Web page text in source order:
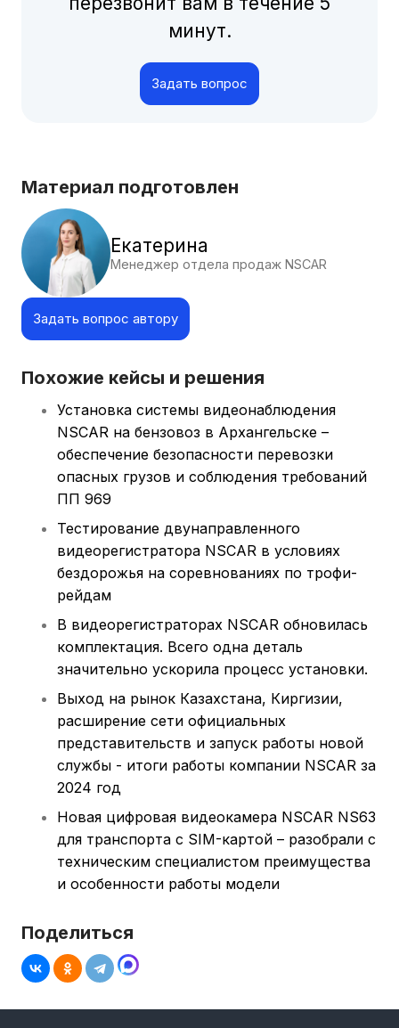
минут.
Задать вопрос
Материал подготовлен
Екатерина
Менеджер отдела продаж NSCAR
Задать вопрос автору
Похожие кейсы и решения
Установка системы видеонаблюдения
NSCAR на бензовоз в Архангельске –
обеспечение безопасности перевозки
опасных грузов и соблюдения требований
ПП 969
Тестирование двунаправленного
видеорегистратора NSCAR в условиях
бездорожья на соревнованиях по трофи-
рейдам
В видеорегистраторах NSCAR обновилась
комплектация. Всего одна деталь
значительно ускорила процесс установки.
Выход на рынок Казахстана, Киргизии,
расширение сети официальных
представительств и запуск работы новой
службы - итоги работы компании NSCAR за
2024 год
Новая цифровая видеокамера NSCAR NS63
для транспорта с SIM-картой – разобрали с
техническим специалистом преимущества
и особенности работы модели
Поделиться